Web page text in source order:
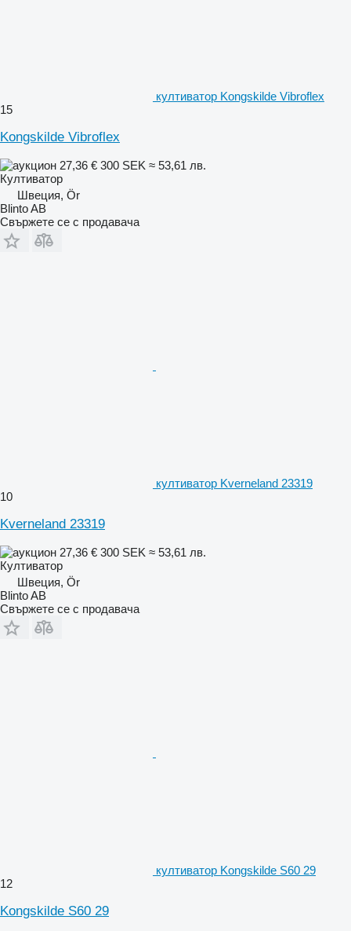
култиватор Kongskilde Vibroflex
15
Kongskilde Vibroflex
27,36 € 300 SEK ≈ 53,61 лв.
Култиватор
Швеция, Ör
Blinto AB
Свържете се с продавача
култиватор Kverneland 23319
10
Kverneland 23319
27,36 € 300 SEK ≈ 53,61 лв.
Култиватор
Швеция, Ör
Blinto AB
Свържете се с продавача
култиватор Kongskilde S60 29
12
Kongskilde S60 29